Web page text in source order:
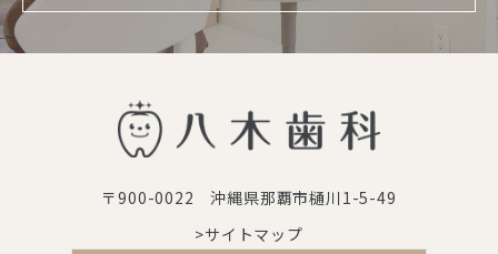
〒900-0022 沖縄県那覇市樋川1-5-49
>サイトマップ